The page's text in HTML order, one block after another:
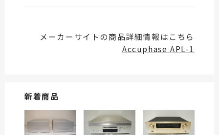
メーカーサイトの商品詳細情報はこちら
Accuphase APL-1
新着商品